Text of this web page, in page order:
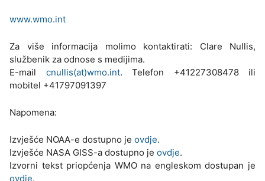
www.wmo.int
Za više informacija molimo kontaktirati: Clare Nullis,
službenik za odnose s medijima.
E-mail cnullis(at)wmo.int. Telefon +41227308478 ili
mobitel +41797091397
Napomena:
Izvješće NOAA-e dostupno je ovdje.
Izvješće NASA GISS-a dostupno je ovdje.
Izvorni tekst priopćenja WMO na engleskom dostupan je
ovdje.